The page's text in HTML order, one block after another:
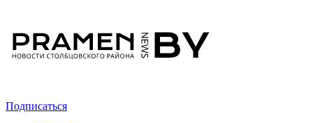
Подписаться